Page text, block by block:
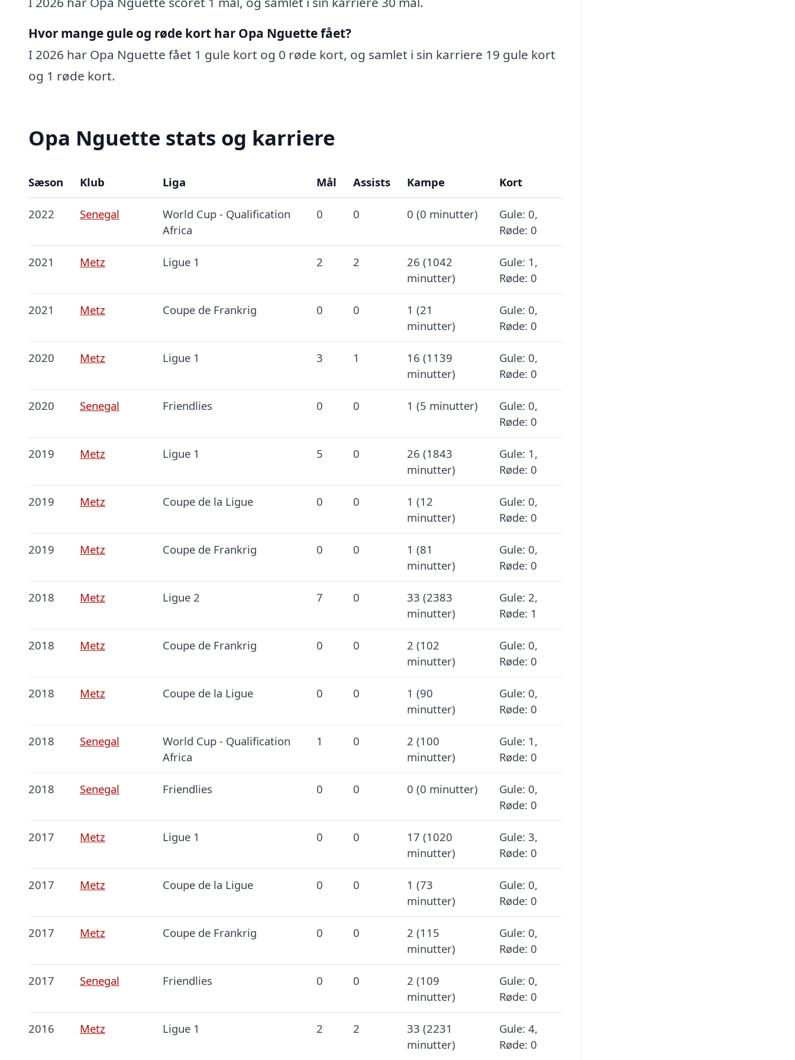
Hvor mange gule og røde kort har Opa Nguette fået?
I 2026 har Opa Nguette fået 1 gule kort og 0 røde kort, og samlet i sin karriere 19 gule kort
og 1 røde kort.
Opa Nguette stats og karriere
Sæson Klub Liga Mål Assists Kampe Kort
2022 Senegal
World Cup - Qualification
Africa
0 0 0 (0 minutter)
Gule: 0,
Røde: 0
2021 Metz Ligue 1 2 2
26 (1042
minutter)
Gule: 1,
Røde: 0
2021 Metz Coupe de Frankrig 0 0
1 (21
minutter)
Gule: 0,
Røde: 0
2020 Metz Ligue 1 3 1
16 (1139
minutter)
Gule: 0,
Røde: 0
2020 Senegal Friendlies 0 0 1 (5 minutter)
Gule: 0,
Røde: 0
2019 Metz Ligue 1 5 0
26 (1843
minutter)
Gule: 1,
Røde: 0
2019 Metz Coupe de la Ligue 0 0
1 (12
minutter)
Gule: 0,
Røde: 0
2019 Metz Coupe de Frankrig 0 0
1 (81
minutter)
Gule: 0,
Røde: 0
2018 Metz Ligue 2 7 0
33 (2383
minutter)
Gule: 2,
Røde: 1
2018 Metz Coupe de Frankrig 0 0
2 (102
minutter)
Gule: 0,
Røde: 0
2018 Metz Coupe de la Ligue 0 0
1 (90
minutter)
Gule: 0,
Røde: 0
2018 Senegal
World Cup - Qualification
Africa
1 0
2 (100
minutter)
Gule: 1,
Røde: 0
2018 Senegal Friendlies 0 0 0 (0 minutter)
Gule: 0,
Røde: 0
2017 Metz Ligue 1 0 0
17 (1020
minutter)
Gule: 3,
Røde: 0
2017 Metz Coupe de la Ligue 0 0
1 (73
minutter)
Gule: 0,
Røde: 0
2017 Metz Coupe de Frankrig 0 0
2 (115
minutter)
Gule: 0,
Røde: 0
2017 Senegal Friendlies 0 0
2 (109
minutter)
Gule: 0,
Røde: 0
2016 Metz Ligue 1 2 2
33 (2231
minutter)
Gule: 4,
Røde: 0